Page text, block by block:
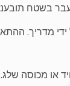
בשטח
או מכוסה